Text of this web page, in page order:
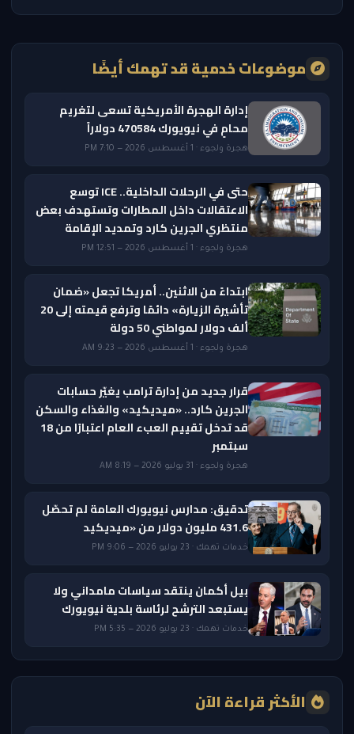
موضوعات خدمية قد تهمك أيضًا
إدارة الهجرة الأمريكية تسعى لتغريم
محامٍ في نيويورك 470584 دولاراً
هجرة ولجوء · 1 أغسطس 2026 — 7:10 PM
حتى في الرحلات الداخلية.. ICE توسع
الاعتقالات داخل المطارات وتستهدف بعض
منتظري الجرين كارد وتمديد الإقامة
هجرة ولجوء · 1 أغسطس 2026 — 12:51 PM
ابتداءً من الاثنين.. أمريكا تجعل «ضمان
تأشيرة الزيارة» دائمًا وترفع قيمته إلى 20
ألف دولار لمواطني 50 دولة
هجرة ولجوء · 1 أغسطس 2026 — 9:23 AM
قرار جديد من إدارة ترامب يغيّر حسابات
الجرين كارد.. «ميديكيد» والغذاء والسكن
قد تدخل تقييم العبء العام اعتبارًا من 18
سبتمبر
هجرة ولجوء · 31 يوليو 2026 — 8:19 AM
تدقيق: مدارس نيويورك العامة لم تحصّل
431.6 مليون دولار من «ميديكيد
خدمات تهمك · 23 يوليو 2026 — 9:06 PM
بيل أكمان ينتقد سياسات مامداني ولا
يستبعد الترشح لرئاسة بلدية نيويورك
خدمات تهمك · 23 يوليو 2026 — 5:35 PM
الأكثر قراءة الآن